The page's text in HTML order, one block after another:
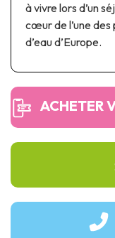
Patrimoine
Produits de terroir
UNESCO
à vivre lors d’un
cœur de l’une des
d’eau d’Europe.
ACHETER